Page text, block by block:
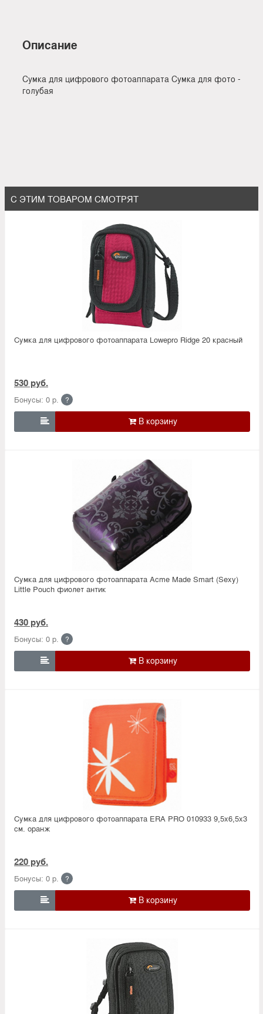
Описание
Сумка для цифрового фотоаппарата Сумка для фото -
голубая
С ЭТИМ ТОВАРОМ СМОТРЯТ
Сумка для цифрового фотоаппарата Lowepro Ridge 20 красный
530 руб.
Бонусы: 0 р. ?

Сумка для цифрового фотоаппарата Acme Made Smart (Sexy)
Little Pouch фиолет антик
430 руб.
Бонусы: 0 р. ?

Сумка для цифрового фотоаппарата ERA PRO 010933 9,5х6,5х3
см. оранж
220 руб.
Бонусы: 0 р. ?
